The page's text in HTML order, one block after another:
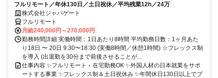
フルリモート／年休130日／土日祝休／平均残業12h／24万
株式会社ジャパゲート
フルリモート
月給240,000円～270,000円
勤務時間詳細 実働時間：1日あたり8時間 平均勤務日数：1ヶ月あた
り18日 〜 20日 9:30〜18:30 (実働8時間／休憩1時間) ☆フレックス制
を導入 (出退勤を30分まで前後させることが...
仕事内容 ✨フルリモート・在宅勤務OK ✨外国人材の日本就業をサポ
ートする事業 ✨フレックス制＆土日祝休み ✨年間休日130日以上でプ